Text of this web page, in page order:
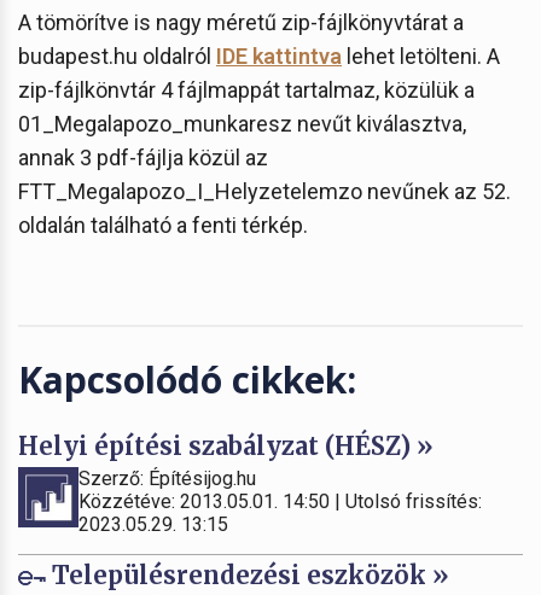
A tömörítve is nagy méretű zip-fájlkönyvtárat a
budapest.hu oldalról IDE kattintva lehet letölteni. A
zip-fájlkönvtár 4 fájlmappát tartalmaz, közülük a
01_Megalapozo_munkaresz nevűt kiválasztva,
annak 3 pdf-fájlja közül az
FTT_Megalapozo_I_Helyzetelemzo nevűnek az 52.
oldalán található a fenti térkép.
Kapcsolódó cikkek:
Helyi építési szabályzat (HÉSZ) »
Szerző: Építésijog.hu
Közzétéve: 2013.05.01. 14:50 | Utolsó frissítés:
2023.05.29. 13:15
Településrendezési eszközök »